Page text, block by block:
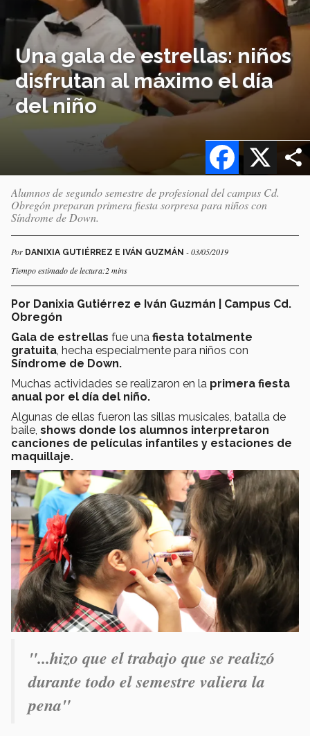
Una gala de estrellas: niños
disfrutan al máximo el día
del niño
X
Facebook
Alumnos de segundo semestre de profesional del campus Cd.
Obregón preparan primera fiesta sorpresa para niños con
Síndrome de Down.
Por DANIXIA GUTIÉRREZ E IVÁN GUZMÁN - 03/05/2019
Tiempo estimado de lectura:2 mins
Por Danixia Gutiérrez e Iván Guzmán | Campus Cd.
Obregón
Gala de estrellas fue una fiesta totalmente
gratuita , hecha especialmente para niños con
Síndrome de Down.
Muchas actividades se realizaron en la primera fiesta
anual por el día del niño.
Algunas de ellas fueron las sillas musicales, batalla de
baile, shows donde los alumnos interpretaron
canciones de películas infantiles y estaciones de
maquillaje.
"...hizo que el trabajo que se realizó
durante todo el semestre valiera la
pena"